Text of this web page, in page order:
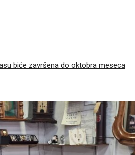
biće završena do oktobra meseca